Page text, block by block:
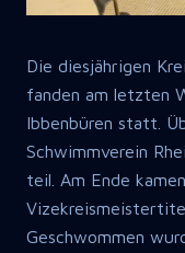
Die diesjährigen
fanden am letzten
Ibbenbüren statt.
Schwimmverein
teil. Am Ende
Geschwommen